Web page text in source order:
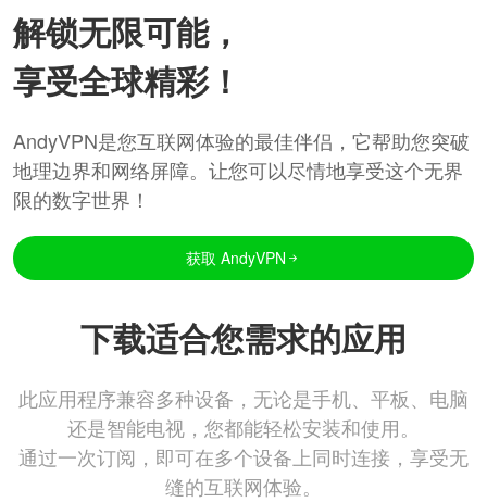
解锁无限可能，
享受全球精彩！
AndyVPN是您互联网体验的最佳伴侣，它帮助您突破
地理边界和网络屏障。让您可以尽情地享受这个无界
限的数字世界！
获取 AndyVPN
下载适合您需求的应用
此应用程序兼容多种设备，无论是手机、平板、电脑
还是智能电视，您都能轻松安装和使用。
通过一次订阅，即可在多个设备上同时连接，享受无
缝的互联网体验。